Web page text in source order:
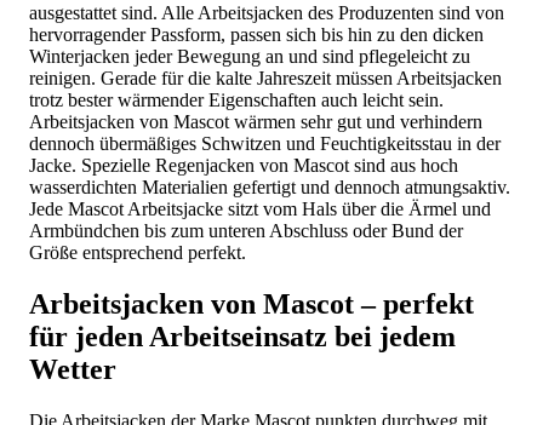
ausgestattet sind. Alle Arbeitsjacken des Produzenten sind von
hervorragender Passform, passen sich bis hin zu den dicken
Winterjacken jeder Bewegung an und sind pflegeleicht zu
reinigen. Gerade für die kalte Jahreszeit müssen Arbeitsjacken
trotz bester wärmender Eigenschaften auch leicht sein.
Arbeitsjacken von Mascot wärmen sehr gut und verhindern
dennoch übermäßiges Schwitzen und Feuchtigkeitsstau in der
Jacke. Spezielle Regenjacken von Mascot sind aus hoch
wasserdichten Materialien gefertigt und dennoch atmungsaktiv.
Jede Mascot Arbeitsjacke sitzt vom Hals über die Ärmel und
Armbündchen bis zum unteren Abschluss oder Bund der
Größe entsprechend perfekt.
Arbeitsjacken von Mascot – perfekt
für jeden Arbeitseinsatz bei jedem
Wetter
Die Arbeitsjacken der Marke Mascot punkten durchweg mit